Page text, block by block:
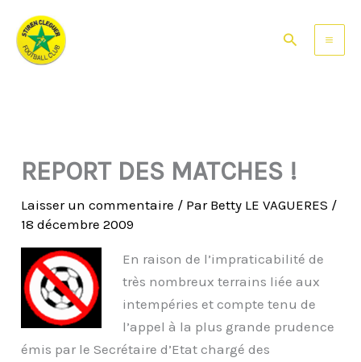
contenu
Rechercher
REPORT DES MATCHES !
Laisser un commentaire / Par Betty LE VAGUERES /
18 décembre 2009
En raison de l’impraticabilité de
très nombreux terrains liée aux
intempéries et compte tenu de
l’appel à la plus grande prudence
émis par le Secrétaire d’Etat chargé des